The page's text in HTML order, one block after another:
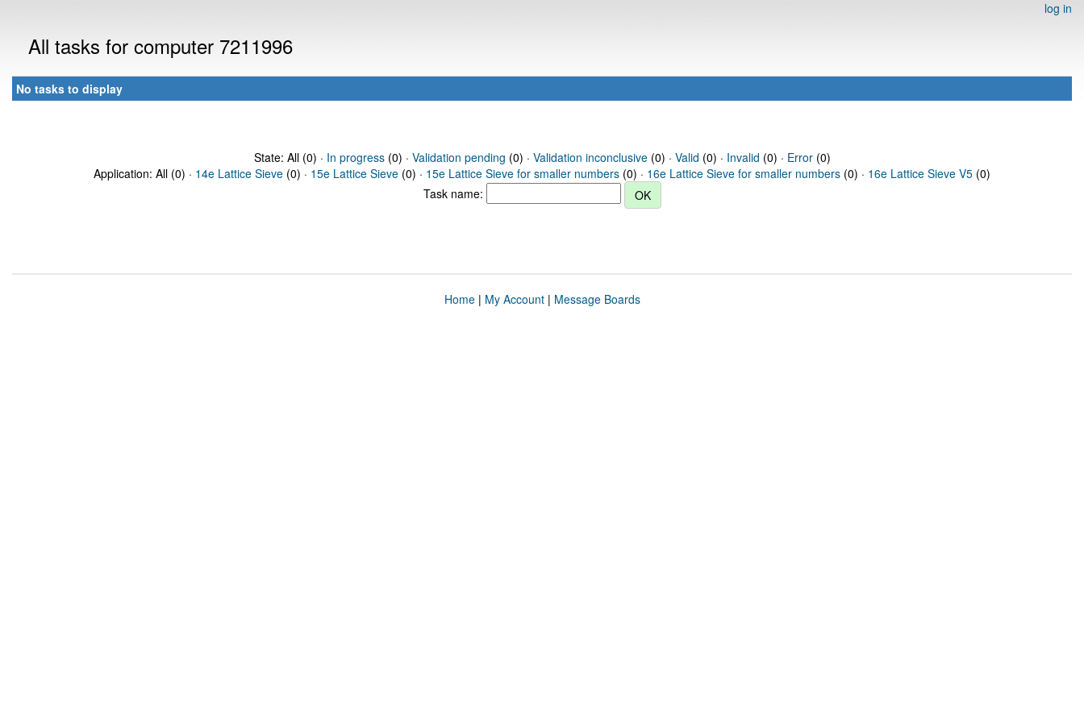
log in
All tasks for computer 7211996
No tasks to display
State: All (0) · In progress(0) · Validation pending (0) · Validation inconclusive(0) · Valid (0) · Invalid (0) · Error(0)
Application: All (0) · 14e Lattice Sieve (0) · 15e Lattice Sieve (0) · 15e Lattice Sieve for smaller numbers (0) · 16e Lattice Sieve for smaller numbers (0) · 16e Lattice Sieve V5 (0)
Task name:
Home| My Account| Message Boards